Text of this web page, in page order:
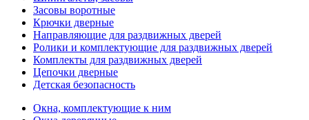
Засовы воротные
Крючки дверные
Направляющие для раздвижных дверей
Ролики и комплектующие для раздвижных дверей
Комплекты для раздвижных дверей
Цепочки дверные
Детская безопасность
Окна, комплектующие к ним